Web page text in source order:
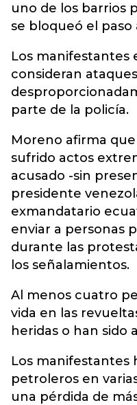
uno de los barrios
se bloqueó el paso
Los manifestantes
consideran ataques
parte de la policía.
Moreno afirma
sufrido actos
acusado -sin
presidente
exmandatario
enviar a personas
durante las
los señalamientos.
Al menos cuatro
vida en las
heridas o han sido
Los manifestantes
petroleros en
una pérdida de